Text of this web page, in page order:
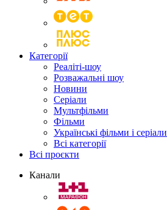
Категорії
Реаліті-шоу
Розважальні шоу
Новини
Серіали
Мультфільми
Фільми
Українські фільми і серіали
Всі категорії
Всі проєкти
Канали